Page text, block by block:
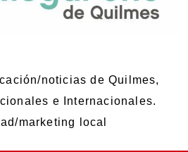
noticias de Quilmes,
e Internacionales.
marketing local